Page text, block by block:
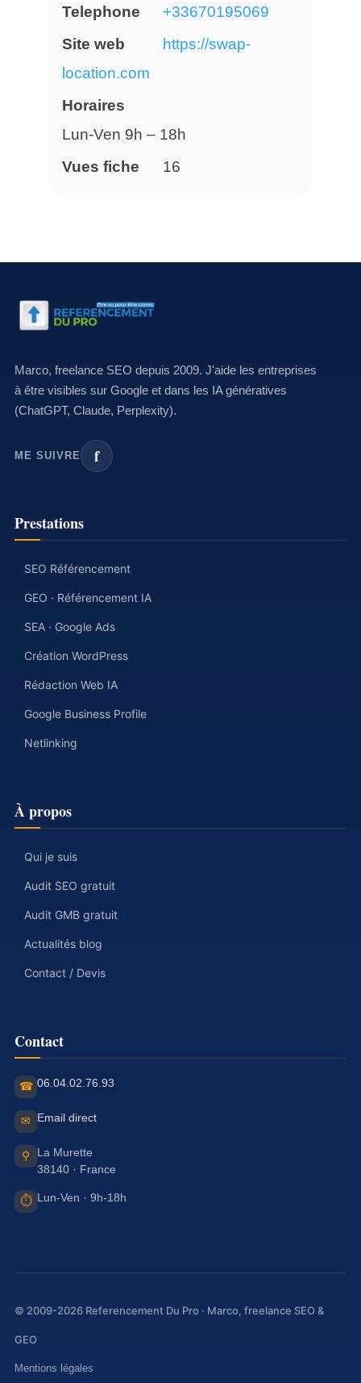
Telephone
+33670195069
Site web
https://swap-
location.com
Horaires
Lun-Ven 9h – 18h
Vues fiche
16
Marco, freelance SEO depuis 2009. J'aide les entreprises
à être visibles sur Google et dans les IA génératives
(ChatGPT, Claude, Perplexity).
ME SUIVRE f
Prestations
SEO Référencement
GEO · Référencement IA
SEA · Google Ads
Création WordPress
Rédaction Web IA
Google Business Profile
Netlinking
À propos
Qui je suis
Audit SEO gratuit
Audit GMB gratuit
Actualités blog
Contact / Devis
Contact
☎ 06.04.02.76.93
✉ Email direct
⚲
La Murette
38140 · France
⏱ Lun-Ven · 9h-18h
© 2009-2026 Referencement Du Pro · Marco, freelance SEO &
GEO
Mentions légales